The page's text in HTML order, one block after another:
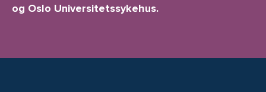
og Oslo Universitetssykehus.